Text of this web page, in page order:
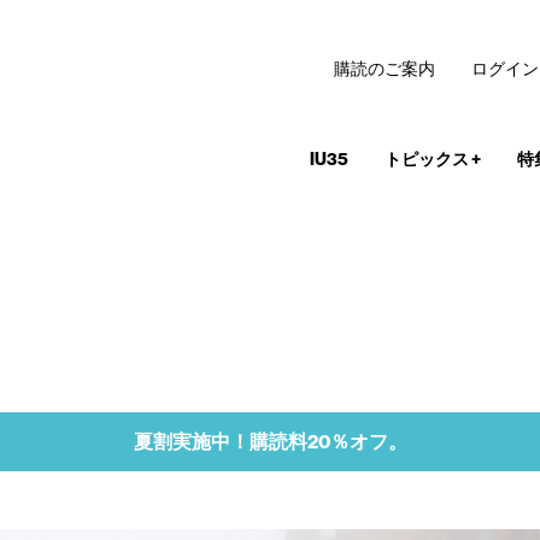
IU35 トピックス+ 特
購読のご案内 ログイン
夏割実施中！購読料20％オフ。